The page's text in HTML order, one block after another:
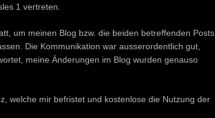
1 vertreten.
um meinen Blog bzw. die beiden betreffenden Posts
Die Kommunikation war ausserordentlich gut,
meine Änderungen im Blog wurden genauso
welche mir befristet und kostenlose die Nutzung der